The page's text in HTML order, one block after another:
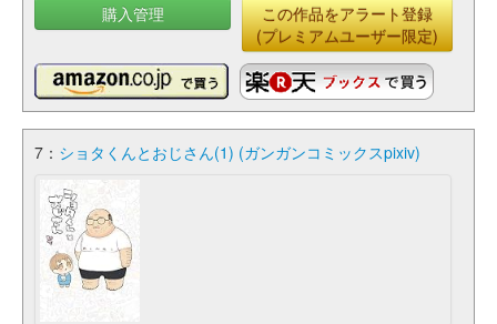
購入管理
この作品をアラート登録
(プレミアムユーザー限定)
7： ショタくんとおじさん(1) (ガンガンコミックスpixiv)